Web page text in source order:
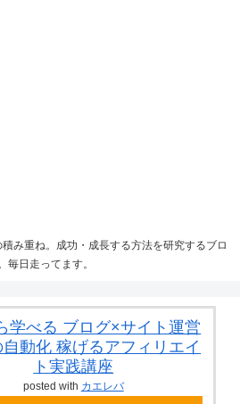
み重ね。成功・成長する方法を研究するブロ
毎日走ってます。
学べる ブログ×サイト運営
動化 稼げるアフィリエイ
ト実践講座
posted with カエレバ